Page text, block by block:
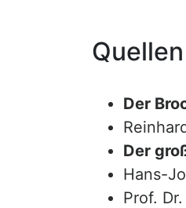
Quellen
Der
Der
Hans-
Prof.